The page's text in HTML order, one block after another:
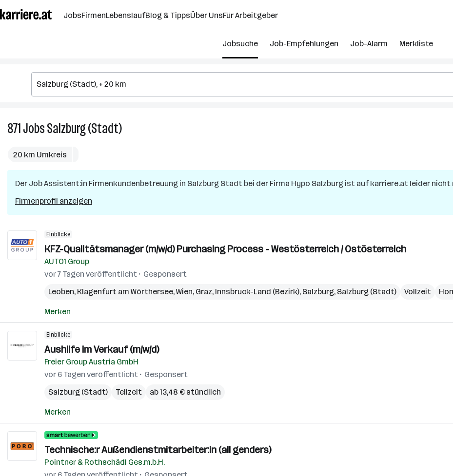
Seiteninhalt
springen
JobsFirmenLebenslaufBlog & TippsÜber UnsFür Arbeitgeber
Jobsuche Job-Empfehlungen Job-Alarm Merkliste
871JobsSalzburg (Stadt)871
(Stadt)
20 km Umkreis
Der JobAssistent:in Firmenkundenbetreuung in Salzburg Stadt bei der Firma Hypo Salzburg ist auf karriere.at leider nicht
Firmenprofil anzeigen
Einblicke
KFZ-Qualitätsmanager (m/w/d) Purchasing Process - Westösterreich / Ostösterreich
AUTO1 Group
vor 7 Tagen veröffentlicht
Gesponsert
Leoben, Klagenfurt am Wörthersee,Wien, Graz, Innsbruck-Land (Bezirk), Salzburg, Salzburg (Stadt) Vollzeit
Merken
Einblicke
Aushilfe im Verkauf (m/w/d)
Freier Group Austria GmbH
vor 6 Tagen veröffentlicht
Gesponsert
Salzburg (Stadt)
Teilzeit ab 13,48 € stündlich
Merken
Technische:r Außendienstmitarbeiter:in (all genders)
Pointner & Rothschädl Ges.m.b.H.